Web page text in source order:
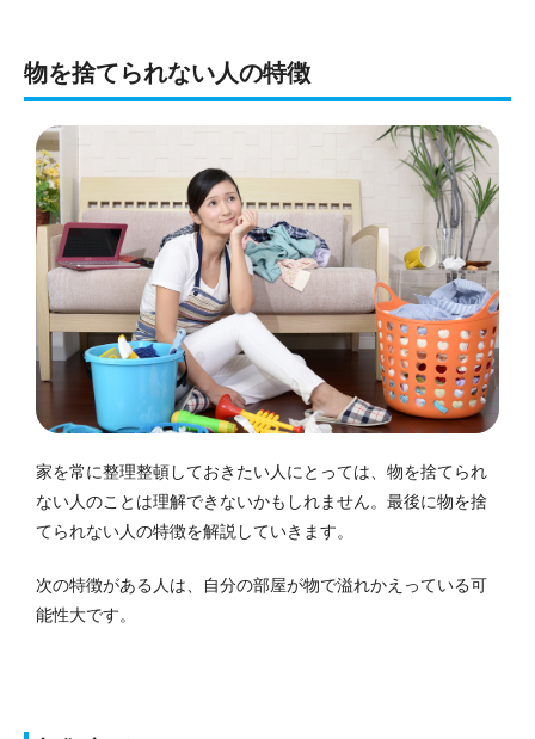
物を捨てられない人の特徴
家を常に整理整頓しておきたい人にとっては、物を捨てられ
ない人のことは理解できないかもしれません。 最後に物を捨
てられない人の特徴を解説していきます。
次の特徴がある人は、自分の部屋が物で溢れかえっている可
能性大です。